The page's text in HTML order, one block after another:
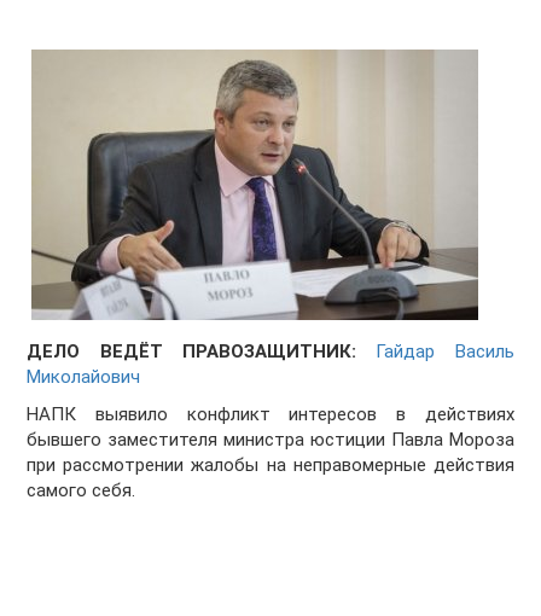
ДЕЛО ВЕДЁТ ПРАВОЗАЩИТНИК:
Гайдар Василь
Миколайович
НАПК выявило конфликт интересов в действиях
бывшего заместителя министра юстиции Павла Мороза
при рассмотрении жалобы на неправомерные действия
самого себя.